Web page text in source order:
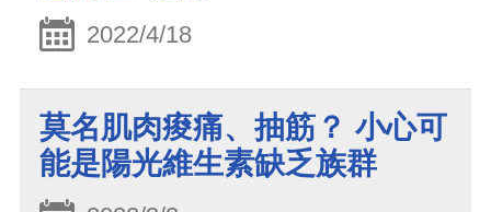
2022/4/18
莫名肌肉痠痛、抽筋？ 小心可
能是陽光維生素缺乏族群